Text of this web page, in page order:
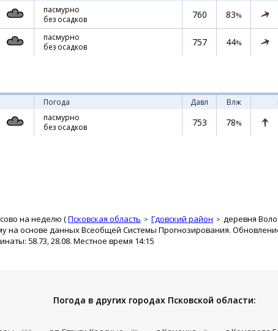
пасмурно
без осадков
760 83%
пасмурно
без осадков
757 44%
Погода Давл Влж
пасмурно
без осадков
753 78%
на неделю (Псковская область Гдовский район деревня
на основе данных Всеобщей Системы Прогнозирования.
58.73, 28.08. Местное время 14:15
Погода в других городах Псковской области: